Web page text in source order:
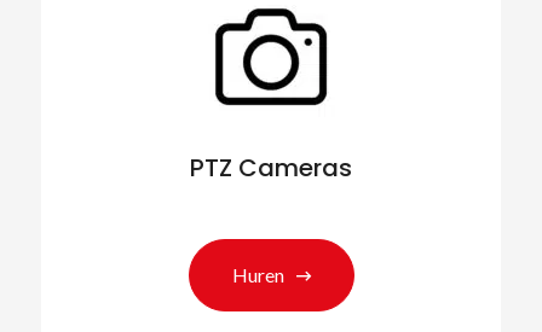
PTZ Cameras
Huren